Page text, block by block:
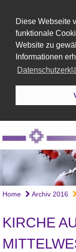
Diese Webseite
funktionale
Website zu
Informationen
Home Archiv 2016
KIRCHE